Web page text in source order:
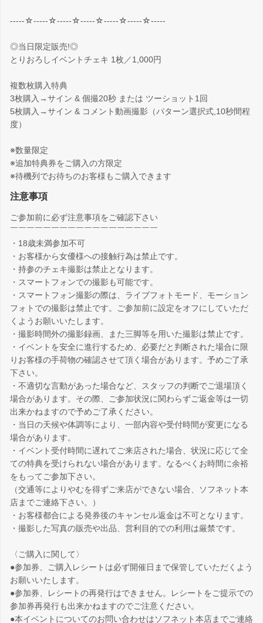
-----☆-----☆-----☆-----☆-----☆-----☆-----
◎当日限定販売!◎
とりおろしイベントチェキ 1枚／1,000円
複数枚購入特典
3枚購入→サイン & 個撮20秒 または ツーショット1回
5枚購入→サイン & コメント動画撮影（パターン選択式,10秒間程
度）
※数量限定
※追加特典券をご購入の方限定
※待機列でお待ちのお客様もご購入できます
注意事項
ご参加前に必ず注意事項をご確認下さい
￣￣￣￣￣￣￣￣￣￣￣￣￣￣￣￣￣￣
・18歳未満参加不可
・お客様から女優様への接触行為は禁止です。
・持参のチェキ撮影は禁止となります。
・スマートフォンでの撮影も可能です。
・スマートフォン撮影の際は、ライブフォトモード、モーション
フォトでの撮影は禁止です。ご参加前に設定をオフにしていただ
くようお願いいたします。
・撮影時間外の撮影録画、また三脚等を用いた撮影は禁止です。
・イベントを安全に進行するため、必要だと判断された場合に限
りお客様の手荷物の確認させて頂く場合があります。予めご了承
下さい。
・不適切な言動があった場合など、スタッフの判断でご退場頂く
場合があります。その際、ご参加状況に関わらずご返金等は一切
出来かねますので予めご了承ください。
・当日の天候や体調等により、一部内容や受付時間が変更になる
場合があります。
・イベント受付時間に遅れてご来店された場合、状況に応じて全
ての特典を受けられない場合があります。なるべくお時間に余裕
をもってご参加下さい。
（交通等によりやむを得ずご来店ができない場合、ソフネット本
店までご連絡下さい。）
・お客様都合による発券後のキャンセル返金は不可となります。
・撮影した写真の販売や出品、営利目的での利用は厳禁です。
〈ご購入に関して〉
●参加券、ご購入レシートは必ず開催日まで保管していただくよう
お願いいたします。
●参加券、レシートの再発行はできません。レシートをご提示での
参加券再発行も出来かねますのでご注意ください。
●本イベントについてのお問い合わせはソフネット本店までご連絡